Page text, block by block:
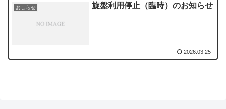
おしらせ 旋盤利用停止（臨時）のお知らせ
2026.03.25